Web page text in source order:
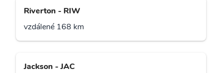
Riverton - RIW
vzdálené 168 km
Jackson - JAC